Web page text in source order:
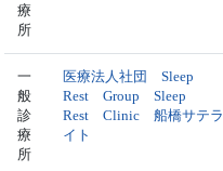
療
所
一
般
診
療
所
医療法人社団 Sleep
Rest Group Sleep
Rest Clinic 船橋サテラ
イト